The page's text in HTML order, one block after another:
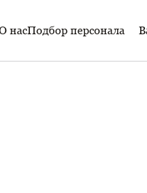
насПодбор персонала